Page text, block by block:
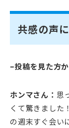
共感の声
–投稿を見た方
ホンマさん： 思
くて驚きました
の週末すぐ会い